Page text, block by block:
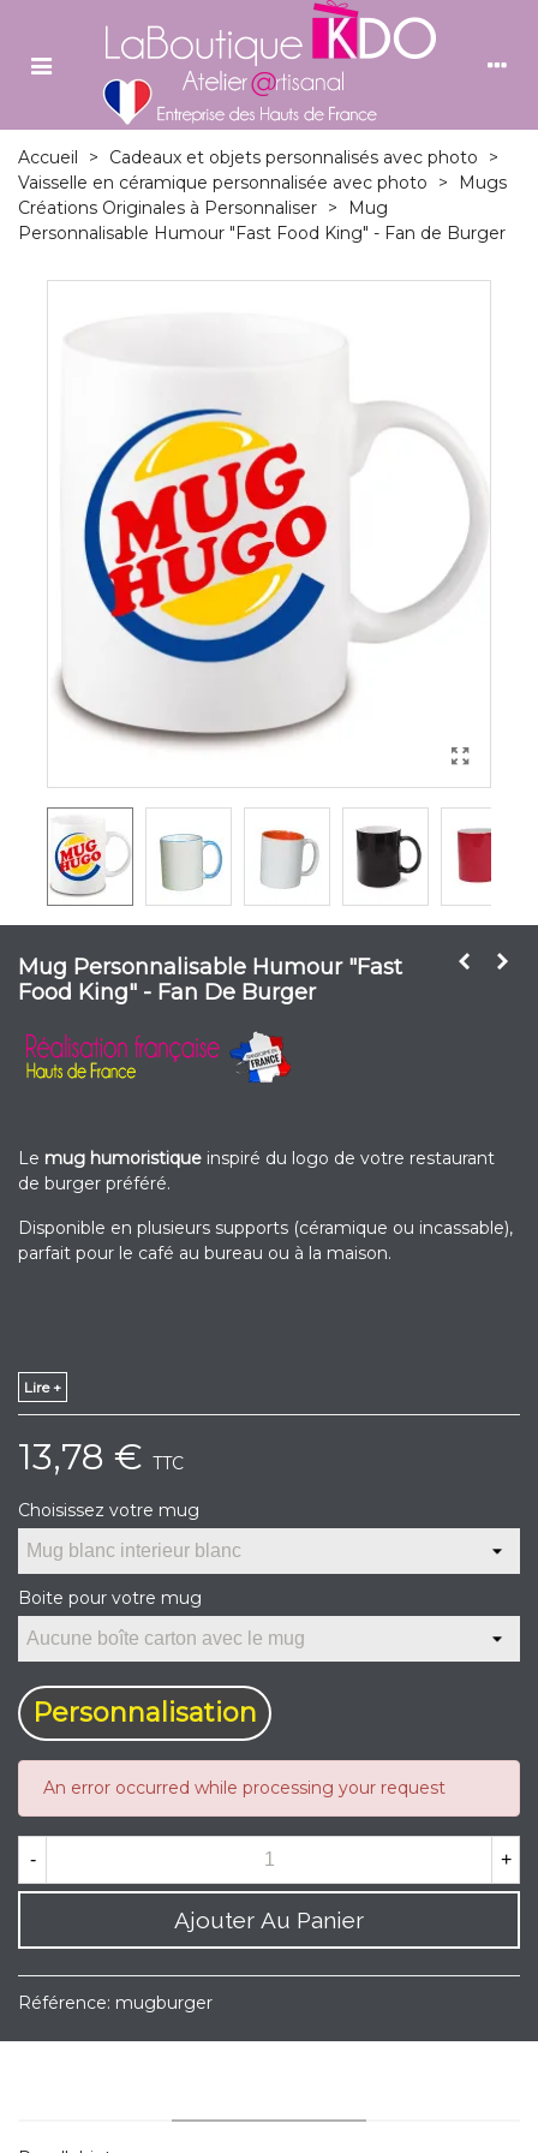
Accueil > Cadeaux et objets personnalisés avec photo
>
Vaisselle en céramique personnalisée avec photo
>
Mugs
Créations Originales à Personnaliser >
Mug
Personnalisable Humour "Fast Food King" - Fan de Burger
Mug Personnalisable Humour "Fast
Food King" - Fan De Burger
Le mug humoristique inspiré du logo de votre restaurant
de burger préféré.
Disponible en plusieurs supports (céramique ou incassable),
parfait pour le café au bureau ou à la maison.
Lire +
13,78 € TTC
Choisissez votre mug
Boite pour votre mug
Personnalisation
An error occurred while processing your request
- +
Ajouter Au Panier
Référence: mugburger